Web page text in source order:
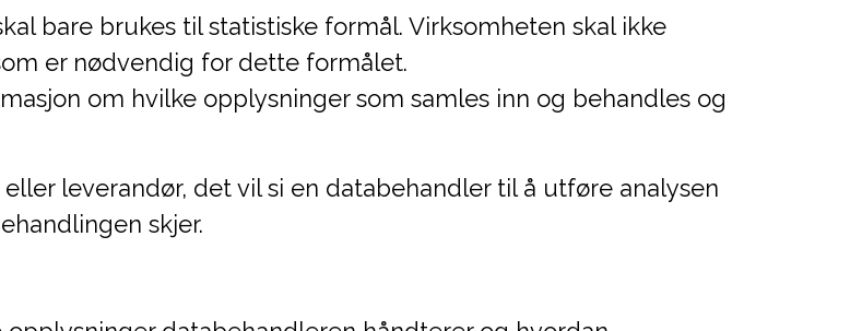
bare brukes til statistiske formål. Virksomheten skal ikke
er nødvendig for dette formålet.
om hvilke opplysninger som samles inn og behandles og
leverandør, det vil si en databehandler til å utføre analysen
skjer.